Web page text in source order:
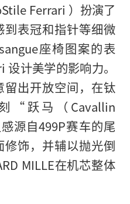
Ferrari ）扮演了
表冠和指针等细微
座椅图案的表
计美学的影响力。
出开放空间，在钛
“跃马（Cavallin
源自499P赛车的尾
饰，并辅以抛光倒
MILLE在机芯整体